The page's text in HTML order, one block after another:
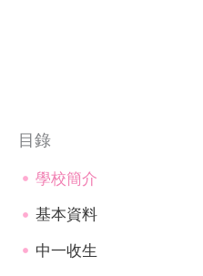
目錄
學校簡介
基本資料
中一收生